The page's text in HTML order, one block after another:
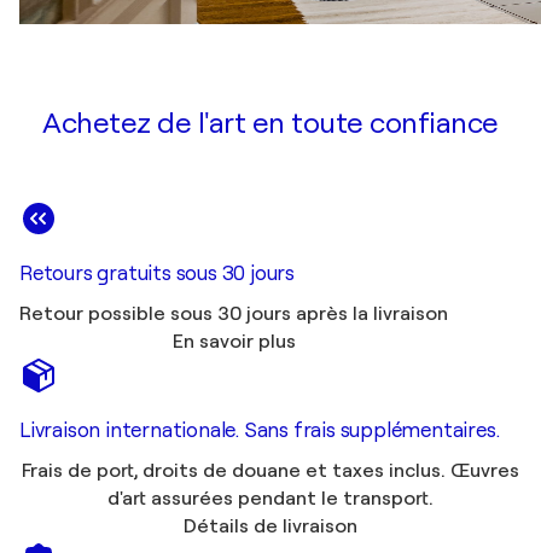
Achetez de l'art en toute confiance
Retours gratuits sous 30 jours
Retour possible sous 30 jours après la livraison
En savoir plus
Livraison internationale. Sans frais supplémentaires.
Frais de port, droits de douane et taxes inclus. Œuvres
d'art assurées pendant le transport.
Détails de livraison